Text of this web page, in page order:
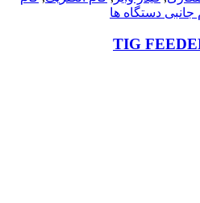
جانبی دستگاه ها